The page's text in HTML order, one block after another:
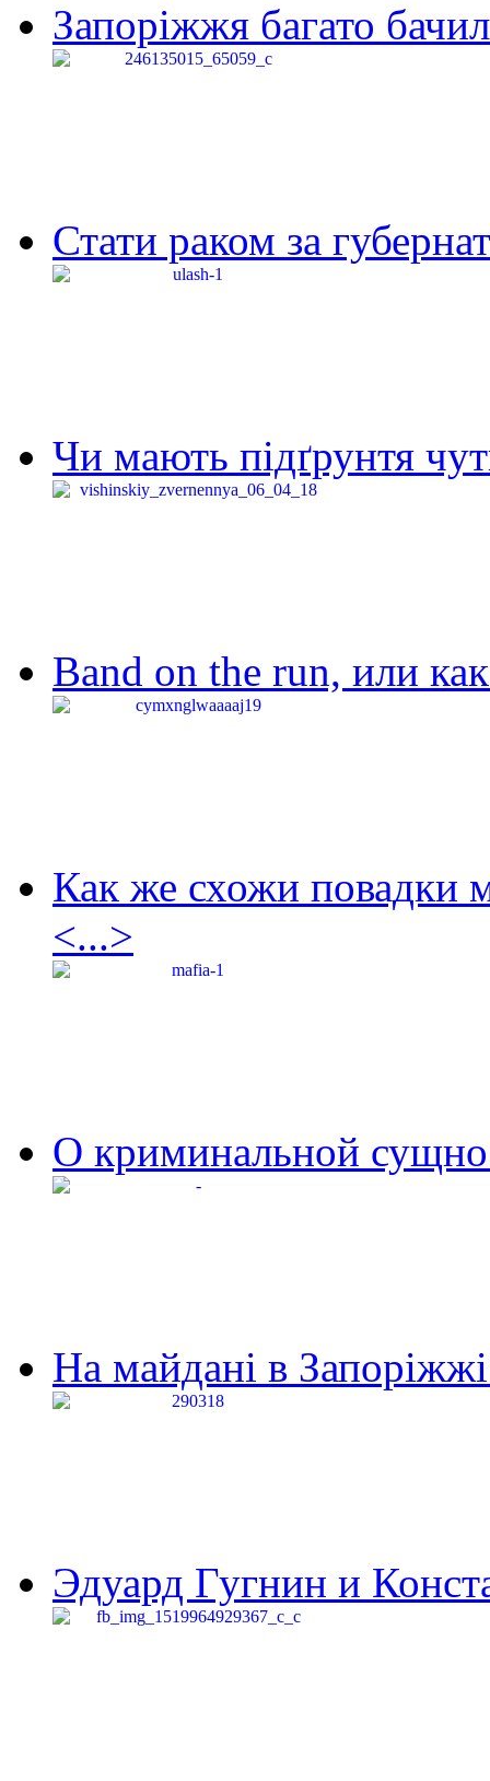
Запоріжжя багато
Стати раком за
Чи мають підґрунтя
Band on the run, или
Как же схожи повадки
<...>
О криминальной
На майдані в
Эдуард Гугнин и